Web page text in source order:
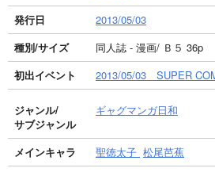
発行日
2013/05/03
種別/サイズ
同人誌 - 漫画/ Ｂ５ 36p
初出イベント
2013/05/03 SUPER
ジャンル/
サブジャンル
ギャグマンガ日和
メインキャラ 聖徳太子 松尾芭蕉